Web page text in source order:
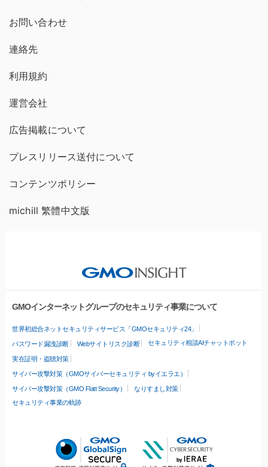
お問い合わせ
連絡先
利用規約
運営会社
広告掲載について
プレスリリース送付について
コンテンツポリシー
michill 繁體中文版
GMOインターネットグループのセキュリティ事業について
世界初総合ネットセキュリティサービス「GMOセキュリティ24」
パスワード漏洩診断 Webサイトリスク診断 セキュリティ相談AIチャットボット
実在証明・盗聴対策
サイバー攻撃対策（GMOサイバーセキュリティ byイエラエ）
サイバー攻撃対策（GMO Flatt Security）
なりすまし対策
セキュリティ事業の軌跡